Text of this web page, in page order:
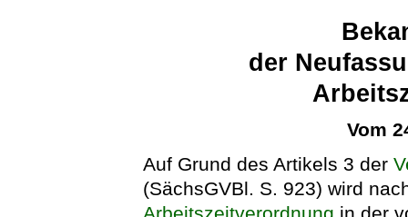
der
Vom
Auf Grund des Artikels 3 der
(SächsGVBl. S. 923) wird